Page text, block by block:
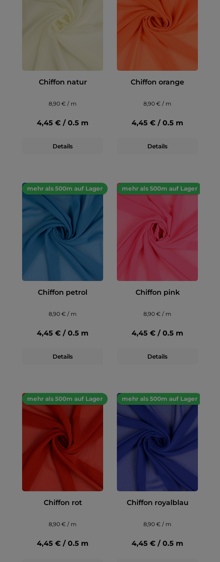
Chiffon natur
8,90 € / m
4,45 € / 0.5 m
Details
Chiffon orange
8,90 € / m
4,45 € / 0.5 m
Details
mehr als 500m auf Lager
Chiffon petrol
8,90 € / m
4,45 € / 0.5 m
Details
mehr als 500m auf Lager
Chiffon pink
8,90 € / m
4,45 € / 0.5 m
Details
mehr als 500m auf Lager
Chiffon rot
8,90 € / m
4,45 € / 0.5 m
mehr als 500m auf Lager
Chiffon royalblau
8,90 € / m
4,45 € / 0.5 m